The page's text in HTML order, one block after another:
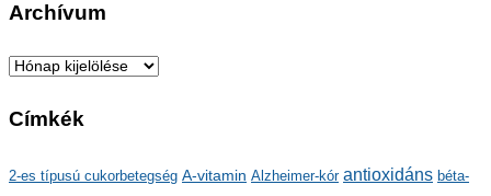
Archívum
A
c
í
Címkék
2-es típusú cukorbetegség A-vitamin Alzheimer-kór antioxidáns béta-